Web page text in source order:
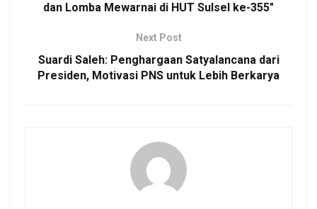
dan Lomba Mewarnai di HUT Sulsel ke-355″
Next Post
Suardi Saleh: Penghargaan Satyalancana dari
Presiden, Motivasi PNS untuk Lebih Berkarya